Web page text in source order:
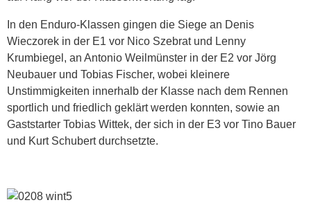
In den Enduro-Klassen gingen die Siege an Denis
Wieczorek in der E1 vor Nico Szebrat und Lenny
Krumbiegel, an Antonio Weilmünster in der E2 vor Jörg
Neubauer und Tobias Fischer, wobei kleinere
Unstimmigkeiten innerhalb der Klasse nach dem Rennen
sportlich und friedlich geklärt werden konnten, sowie an
Gaststarter Tobias Wittek, der sich in der E3 vor Tino Bauer
und Kurt Schubert durchsetzte.